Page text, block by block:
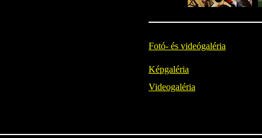
Fotó- és videógaléria
Képgaléria
Videogaléria